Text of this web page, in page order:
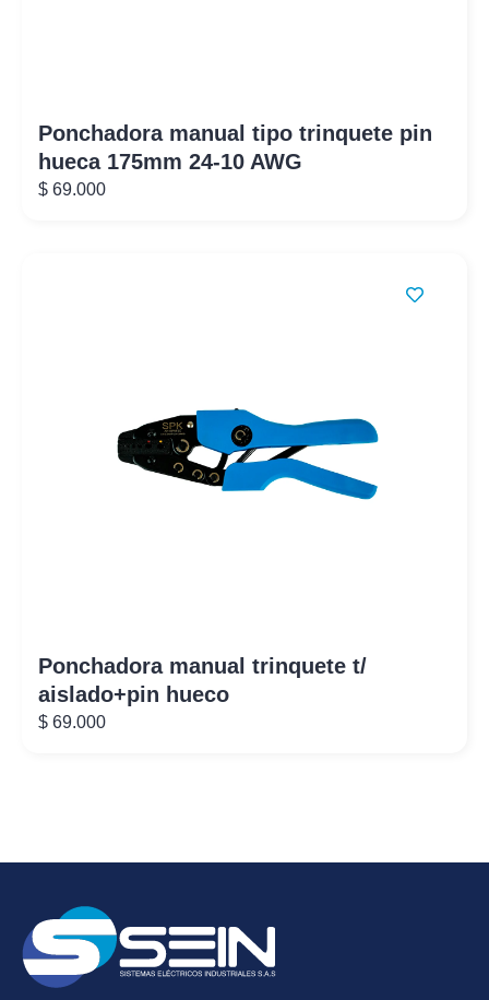
Ponchadora manual tipo trinquete pin
hueca 175mm 24-10 AWG
$ 69.000
Ponchadora manual trinquete t/
aislado+pin hueco
$ 69.000